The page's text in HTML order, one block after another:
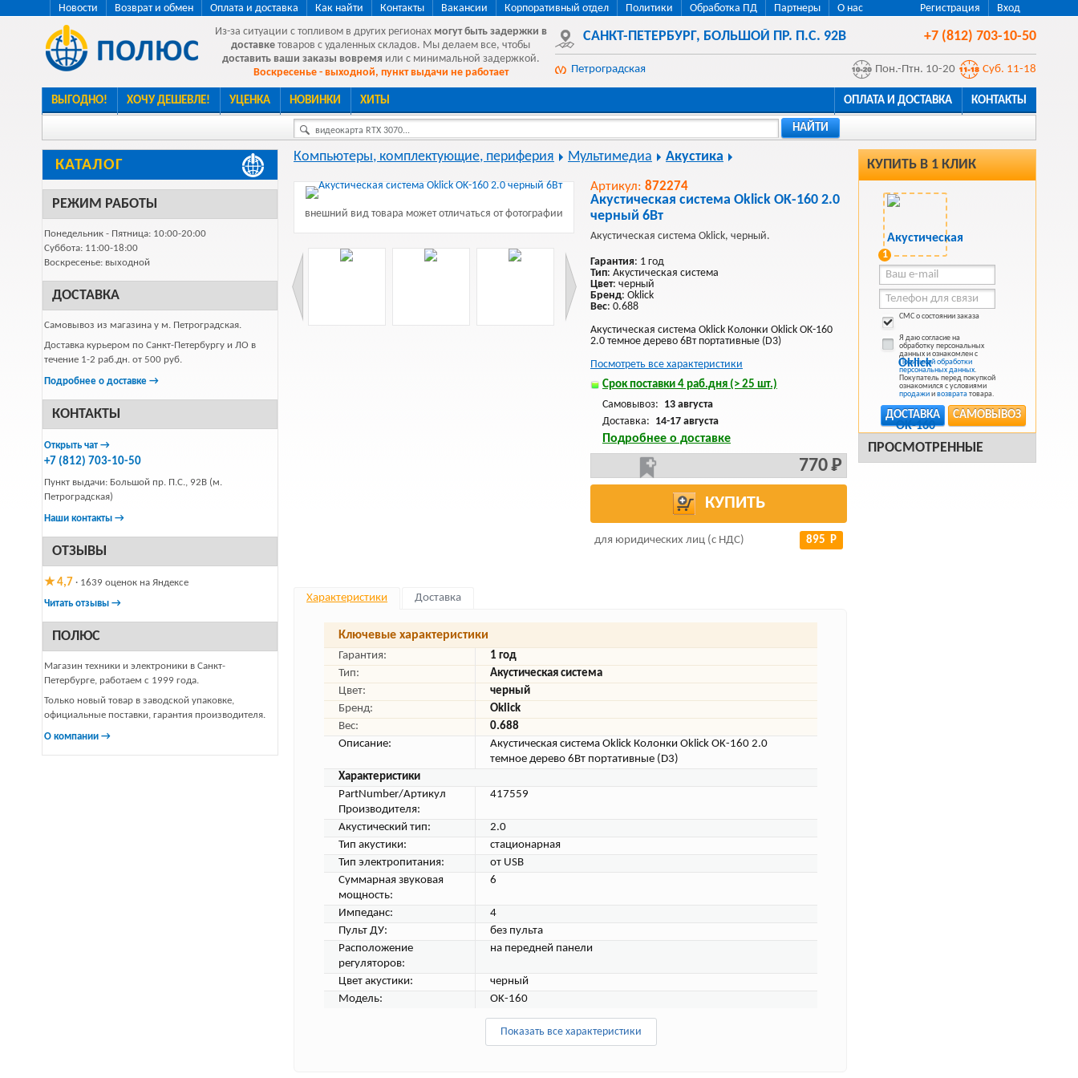
Регистрация Вход
Новости Возврат и обмен Оплата и доставка Как найти Контакты Вакансии Корпоративный отдел Политики Обработка ПД Партнеры
О нас
Из-за ситуации с топливом в других регионах могут быть задержки в
доставке товаров с удаленных складов. Мы делаем все, чтобы
доставить ваши заказы вовремя или с минимальной задержкой.
Воскресенье - выходной, пункт выдачи не работает
САНКТ-ПЕТЕРБУРГ, БОЛЬШОЙ ПР. П.С. 92В +7 (812) 703-10-50
Петроградская Пон.-Птн. 10-20 Суб. 11-18
ВЫГОДНО! ХОЧУ ДЕШЕВЛЕ! УЦЕНКА НОВИНКИ ХИТЫ ОПЛАТА И ДОСТАВКА КОНТАКТЫ
видеокарта RTX 3070... НАЙТИ
КАТАЛОГ
РЕЖИМ РАБОТЫ
Понедельник - Пятница: 10:00-20:00
Суббота: 11:00-18:00
Воскресенье: выходной
ДОСТАВКА
Самовывоз из магазина у м. Петроградская.
Доставка курьером по Санкт-Петербургу и ЛО в
течение 1-2 раб.дн. от 500 руб.
Подробнее о доставке →
КОНТАКТЫ
Открыть чат →
+7 (812) 703-10-50
Пункт выдачи: Большой пр. П.С., 92В (м.
Петроградская)
Наши контакты →
ОТЗЫВЫ
★ 4,7 · 1639 оценок на Яндексе
Читать отзывы →
ПОЛЮС
Магазин техники и электроники в Санкт-
Петербурге, работаем с 1999 года.
Только новый товар в заводской упаковке,
официальные поставки, гарантия производителя.
О компании →
КУПИТЬ В 1 КЛИК
1
СМС о состоянии заказа
Я даю согласие на
обработку персональных
данных и ознакомлен с
Политикой обработки
персональных данных.
Покупатель перед покупкой
ознакомился с условиями
продажиивозврататовара.
САМОВЫВОЗ
ДОСТАВКА
ПРОСМОТРЕННЫЕ
Компьютеры, комплектующие, периферия Мультимедиа Акустика
внешний вид товара может отличаться от фотографии
Артикул: 872274
Акустическая система Oklick OK-160 2.0
черный 6Вт
Акустическая система Oklick, черный.
Гарантия: 1 год
Тип: Акустическая система
Цвет: черный
Бренд: Oklick
Вес: 0.688
Акустическая система Oklick Колонки Oklick OK-160
2.0 темное дерево 6Вт портативные (D3)
Посмотреть все характеристики
Срок поставки 4 раб.дня (> 25 шт.)
Самовывоз: 13 августа
Доставка: 14-17 августа
Подробнее о доставке
770 Р
КУПИТЬ
для юридических лиц (с НДС) 895 Р
Характеристики Доставка
Ключевые характеристики
Гарантия:
1 год
Тип:
Акустическая система
Цвет:
черный
Бренд:
Oklick
Вес:
0.688
Описание:
Акустическая система Oklick Колонки Oklick OK-160 2.0
темное дерево 6Вт портативные (D3)
Характеристики
PartNumber/Артикул
Производителя:
417559
Акустический тип:
2.0
Тип акустики:
стационарная
Тип электропитания:
от USB
Суммарная звуковая
мощность:
6
Импеданс:
4
Пульт ДУ:
без пульта
Расположение
регуляторов:
на передней панели
Цвет акустики:
черный
Модель:
OK-160
Показать все характеристики